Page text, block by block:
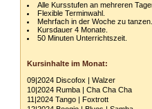
Alle Kursstufen an mehreren
Flexible Terminwahl.
Mehrfach in der Woche zu tanzen.
Kursdauer 4 Monate.
50 Minuten Unterrichtszeit.
Kursinhalte im Monat:
09|2024 Discofox | Walzer
10|2024 Rumba | Cha Cha Cha
11|2024 Tango | Foxtrott